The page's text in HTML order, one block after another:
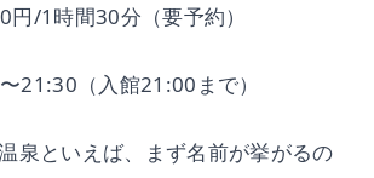
/1時間30分（要予約）
21:30（入館21:00まで）
泉といえば、まず名前が挙がるの